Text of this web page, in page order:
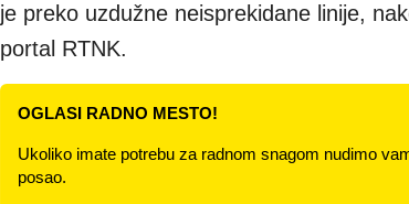
je preko uzdužne neisprekidane linije,
portal RTNK.
OGLASI RADNO MESTO!
Ukoliko imate potrebu za radnom snagom nudimo
posao.